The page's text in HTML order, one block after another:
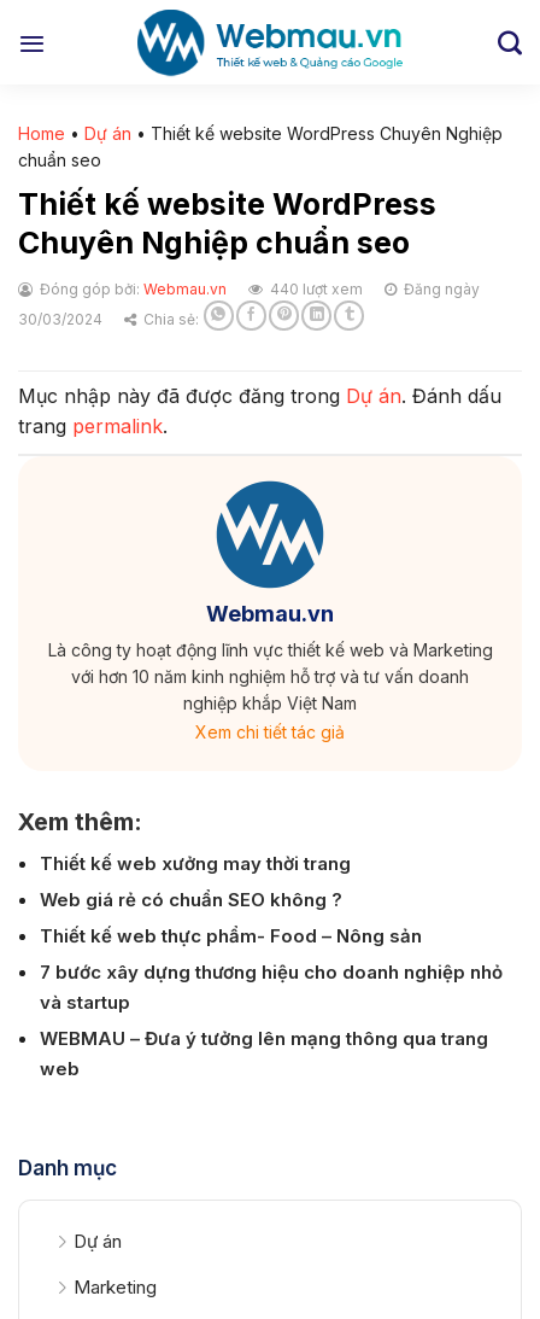
đến
Home • Dự án • Thiết kế website WordPress Chuyên Nghiệp
chuẩn seo
Thiết kế website WordPress
Chuyên Nghiệp chuẩn seo
Đóng góp bởi: Webmau.vn 440 lượt xem
Đăng ngày
30/03/2024
Chia sẻ:
Mục nhập này đã được đăng trong Dự án. Đánh dấu
trang permalink.
Webmau.vn
Là công ty hoạt động lĩnh vực thiết kế web và Marketing
với hơn 10 năm kinh nghiệm hỗ trợ và tư vấn doanh
nghiệp khắp Việt Nam
Xem chi tiết tác giả
Xem thêm:
Thiết kế web xưởng may thời trang
Web giá rẻ có chuẩn SEO không ?
Thiết kế web thực phẩm- Food – Nông sản
7 bước xây dựng thương hiệu cho doanh nghiệp nhỏ
và startup
WEBMAU – Đưa ý tưởng lên mạng thông qua trang
web
Danh mục
Dự án
Marketing